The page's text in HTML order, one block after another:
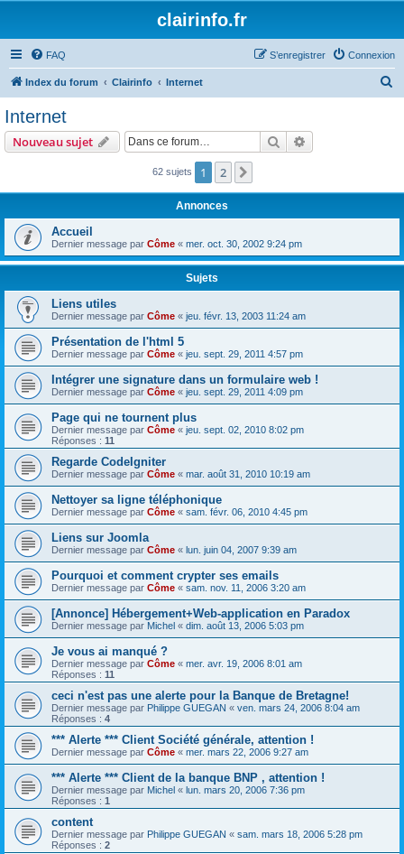
clairinfo.fr
FAQ Connexion
S’enregistrer
Index du forum Clairinfo Internet
e
Internet
Nouveau sujet Rechercher
62 sujets 1 2
Annonces
Accueil
Dernier message par Côme « mer. oct. 30, 2002 9:24 pm
Sujets
Liens utiles
Dernier message par Côme « jeu. févr. 13, 2003 11:24 am
Présentation de l'html 5
Dernier message par Côme « jeu. sept. 29, 2011 4:57 pm
Intégrer une signature dans un formulaire web !
Dernier message par Côme « jeu. sept. 29, 2011 4:09 pm
Page qui ne tournent plus
Dernier message par Côme « jeu. sept. 02, 2010 8:02 pm
Réponses : 11
Regarde CodeIgniter
Dernier message par Côme « mar. août 31, 2010 10:19 am
Nettoyer sa ligne téléphonique
Dernier message par Côme « sam. févr. 06, 2010 4:45 pm
Liens sur Joomla
Dernier message par Côme « lun. juin 04, 2007 9:39 am
Pourquoi et comment crypter ses emails
Dernier message par Côme « sam. nov. 11, 2006 3:20 am
[Annonce] Hébergement+Web-application en Paradox
Dernier message par Michel « dim. août 13, 2006 5:03 pm
Je vous ai manqué ?
Dernier message par Côme « mer. avr. 19, 2006 8:01 am
Réponses : 11
ceci n'est pas une alerte pour la Banque de Bretagne!
Dernier message par Philippe GUEGAN « ven. mars 24, 2006 8:04 am
Réponses : 4
*** Alerte *** Client Société générale, attention !
Dernier message par Côme « mer. mars 22, 2006 9:27 am
*** Alerte *** Client de la banque BNP , attention !
Dernier message par Michel « lun. mars 20, 2006 7:36 pm
Réponses : 1
content
Dernier message par Philippe GUEGAN « sam. mars 18, 2006 5:28 pm
Réponses : 2